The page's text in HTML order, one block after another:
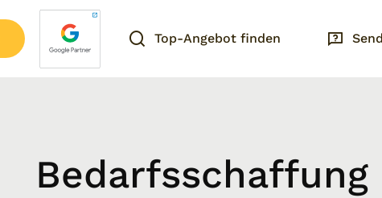
Top-Angebot finden
Bedarfsschaffung